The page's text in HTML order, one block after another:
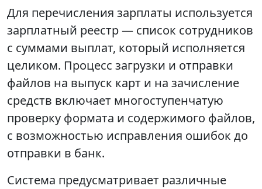
Для перечисления зарплаты используется
зарплатный реестр — список сотрудников
с суммами выплат, который исполняется
целиком. Процесс загрузки и отправки
файлов на выпуск карт и на зачисление
средств включает многоступенчатую
проверку формата и содержимого файлов,
с возможностью исправления ошибок до
отправки в банк.
Система предусматривает различные